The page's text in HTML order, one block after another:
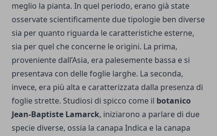
meglio la pianta. In quel periodo, erano già state
osservate scientificamente due tipologie ben diverse
sia per quanto riguarda le caratteristiche esterne,
sia per quel che concerne le origini. La prima,
proveniente dall’Asia, era palesemente bassa e si
presentava con delle foglie larghe. La seconda,
invece, era più alta e caratterizzata dalla presenza di
foglie strette. Studiosi di spicco come il botanico
Jean-Baptiste Lamarck, iniziarono a parlare di due
specie diverse, ossia la canapa Indica e la canapa